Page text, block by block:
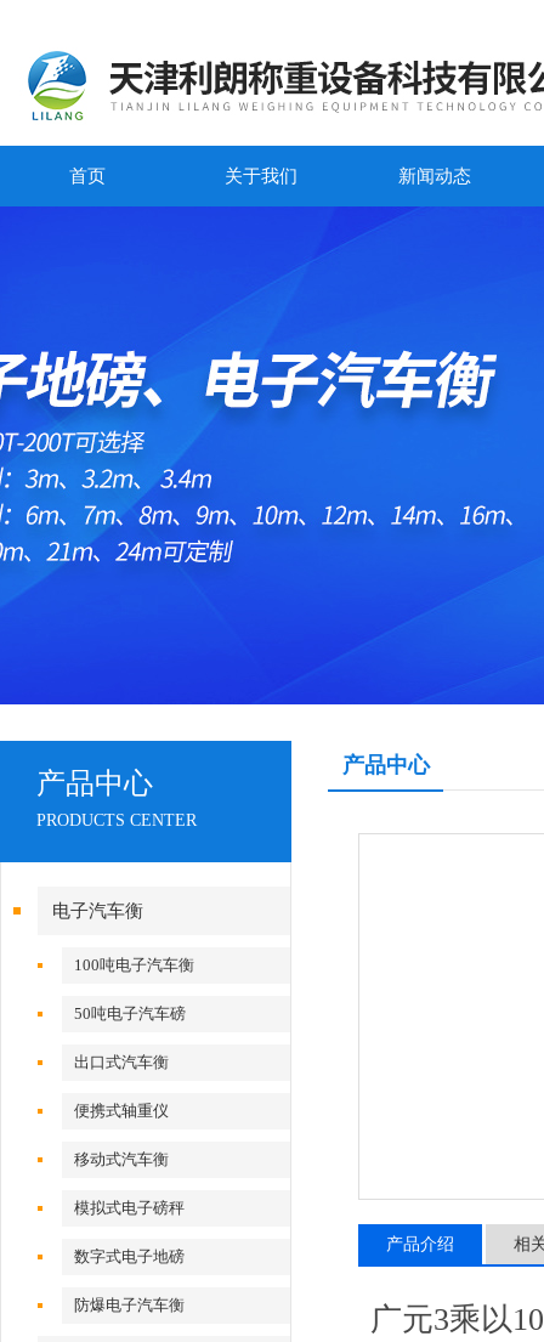
首页 关于我们 新闻动态
产品中心
PRODUCTS CENTER
电子汽车衡
100吨电子汽车衡
50吨电子汽车磅
出口式汽车衡
便携式轴重仪
移动式汽车衡
模拟式电子磅秤
数字式电子地磅
防爆电子汽车衡
产品中心
产品介绍 相
广元3乘以